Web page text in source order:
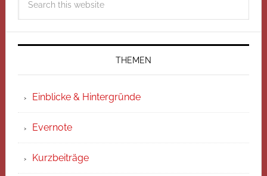
THEMEN
Einblicke & Hintergründe
Evernote
Kurzbeiträge